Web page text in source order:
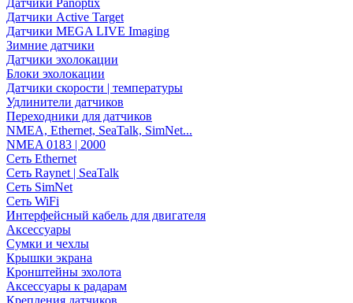
Датчики Panoptix
Датчики Active Target
Датчики MEGA LIVE Imaging
Зимние датчики
Датчики эхолокации
Блоки эхолокации
Датчики скорости | температуры
Удлинители датчиков
Переходники для датчиков
NMEA, Ethernet, SeaTalk, SimNet...
NMEA 0183 | 2000
Сеть Ethernet
Сеть Raynet | SeaTalk
Сеть SimNet
Сеть WiFi
Интерфейсный кабель для двигателя
Аксессуары
Сумки и чехлы
Крышки экрана
Кронштейны эхолота
Аксессуары к радарам
Крепления датчиков